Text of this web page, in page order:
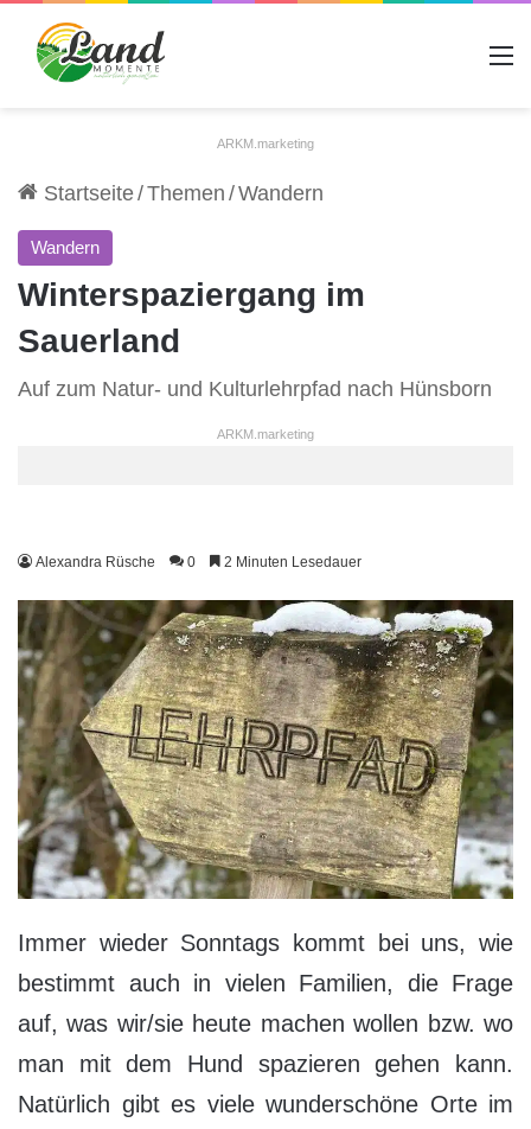
ARKM.marketing
Startseite/Themen /Wandern
Wandern
Winterspaziergang im
Sauerland
Auf zum Natur- und Kulturlehrpfad nach Hünsborn
ARKM.marketing
Alexandra Rüsche 0 2 Minuten Lesedauer
Immer wieder Sonntags kommt bei uns, wie
bestimmt auch in vielen Familien, die Frage
auf, was wir/sie heute machen wollen bzw. wo
man mit dem Hund spazieren gehen kann.
Natürlich gibt es viele wunderschöne Orte im